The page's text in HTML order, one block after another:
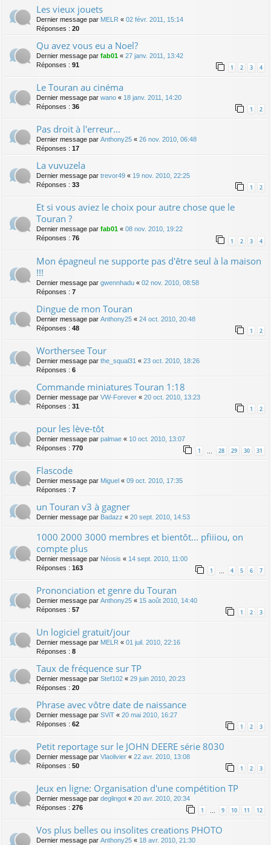
Les vieux jouets
Dernier message par MELR « 02 févr. 2011, 15:14
Réponses : 20
Qu avez vous eu a Noel?
Dernier message par fab01 « 27 janv. 2011, 13:42
Réponses : 91 1 2 3 4
Le Touran au cinéma
Dernier message par wano « 18 janv. 2011, 14:20
Réponses : 36 1 2
Pas droit à l'erreur...
Dernier message par Anthony25 « 26 nov. 2010, 06:48
Réponses : 17
La vuvuzela
Dernier message par trevor49 « 19 nov. 2010, 22:25
Réponses : 33 1 2
Et si vous aviez le choix pour autre chose que le
Touran ?
Dernier message par fab01 « 08 nov. 2010, 19:22
Réponses : 76 1 2 3 4
Mon épagneul ne supporte pas d'être seul à la maison
!!!
Dernier message par gwennhadu « 02 nov. 2010, 08:58
Réponses : 7
Dingue de mon Touran
Dernier message par Anthony25 « 24 oct. 2010, 20:48
Réponses : 48 1 2
Worthersee Tour
Dernier message par the_squal31 « 23 oct. 2010, 18:26
Réponses : 6
Commande miniatures Touran 1:18
Dernier message par VW-Forever « 20 oct. 2010, 13:23
Réponses : 31 1 2
pour les lève-tôt
Dernier message par palmae « 10 oct. 2010, 13:07
Réponses : 770 1 28 29 30 31
Flascode
Dernier message par Miguel « 09 oct. 2010, 17:35
Réponses : 7
un Touran v3 à gagner
Dernier message par Badazz « 20 sept. 2010, 14:53
1000 2000 3000 membres et bientôt... pfiiiou, on
compte plus
Dernier message par Néosis « 14 sept. 2010, 11:00
Réponses : 163 1 4 5 6 7
Prononciation et genre du Touran
Dernier message par Anthony25 « 15 août 2010, 14:40
Réponses : 57 1 2 3
Un logiciel gratuit/jour
Dernier message par MELR « 01 juil. 2010, 22:16
Réponses : 8
Taux de fréquence sur TP
Dernier message par Stef102 « 29 juin 2010, 20:23
Réponses : 20
Phrase avec vôtre date de naissance
Dernier message par SViT « 20 mai 2010, 16:27
Réponses : 62 1 2 3
Petit reportage sur le JOHN DEERE série 8030
Dernier message par Vlaolivier « 22 avr. 2010, 13:08
Réponses : 50 1 2 3
Jeux en ligne: Organisation d'une compétition TP
Dernier message par deglingot « 20 avr. 2010, 20:34
Réponses : 276 1 … 9 10 11 12
Vos plus belles ou insolites creations PHOTO
Dernier message par Anthony25 « 18 avr. 2010, 21:30